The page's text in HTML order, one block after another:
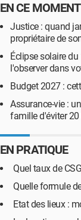
EN CE MOMENT
Justice : quand
propriétaire de
Éclipse solaire
l'observer dans
Budget 2027 :
Assurance-vie :
famille d'éviter
EN PRATIQUE
Quel taux de
Quelle formule
Etat des lieux :